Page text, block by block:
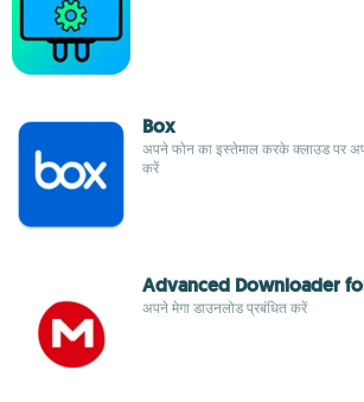
Box
अपने फोन का इस्तेमाल करके क्लाउड पर
करें
Advanced Downloader
अपने मेगा डाउनलोड प्रबंधित करें